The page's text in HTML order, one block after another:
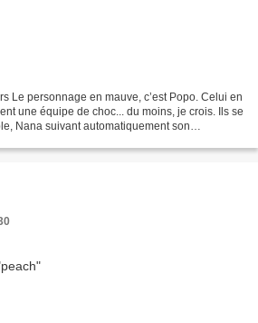
Le personnage en mauve, c’est Popo. Celui en
une équipe de choc... du moins, je crois. Ils se
Nana suivant automatiquement son